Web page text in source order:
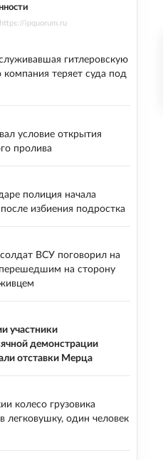
ipquorum.ru
гитлеровскую
компания теряет суда под
условие открытия
пролива
полиция начала
избиения подростка
ВСУ поговорил на
на сторону
участники
демонстрации
отставки Мерца
колесо грузовика
легковушку, один человек